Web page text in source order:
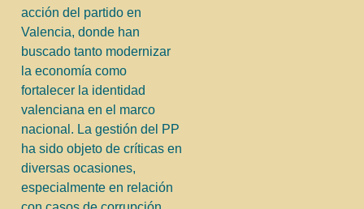
acción del partido en
Valencia, donde han
buscado tanto modernizar
la economía como
fortalecer la identidad
valenciana en el marco
nacional. La gestión del PP
ha sido objeto de críticas en
diversas ocasiones,
especialmente en relación